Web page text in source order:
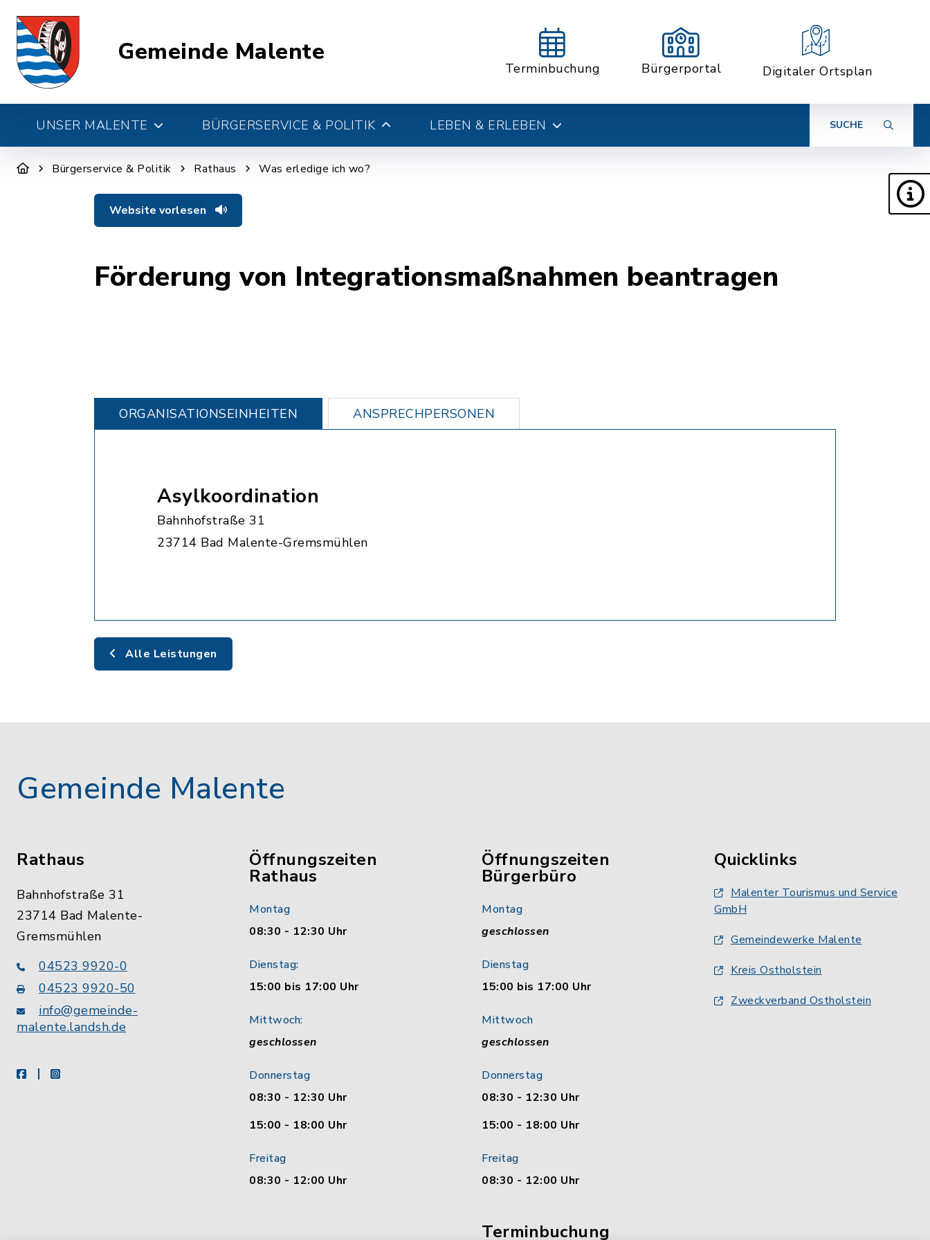
Gemeinde Malente
Terminbuchung Bürgerportal Digitaler Ortsplan
UNSER MALENTE BÜRGERSERVICE & POLITIK LEBEN & ERLEBEN SUCHE
Bürgerservice & Politik Rathaus Was erledige ich wo?
Website vorlesen
Förderung von Integrationsmaßnahmen beantragen
ORGANISATIONS­EINHEITEN ANSPRECHPERSONEN
Asylkoordination
Bahnhofstraße 31
23714 Bad Malente-Gremsmühlen
Alle Leistungen
Gemeinde Malente
Rathaus
Bahnhofstraße 31
23714 Bad Malente-
Gremsmühlen
04523 9920-0
04523 9920-50
info@gemeinde-
malente.landsh.de
facebookinstagram
Öffnungszeiten
Rathaus
Montag
08:30 - 12:30 Uhr
Dienstag:
15:00 bis 17:00 Uhr
Mittwoch:
geschlossen
Donnerstag
08:30 - 12:30 Uhr
15:00 - 18:00 Uhr
Freitag
08:30 - 12:00 Uhr
Öffnungszeiten
Bürgerbüro
Montag
geschlossen
Dienstag
15:00 bis 17:00 Uhr
Mittwoch
geschlossen
Donnerstag
08:30 - 12:30 Uhr
15:00 - 18:00 Uhr
Freitag
08:30 - 12:00 Uhr
Terminbuchung
Quicklinks
Malenter Tourismus und Service
GmbH
Gemeindewerke Malente
Kreis Ostholstein
Zweckverband Ostholstein